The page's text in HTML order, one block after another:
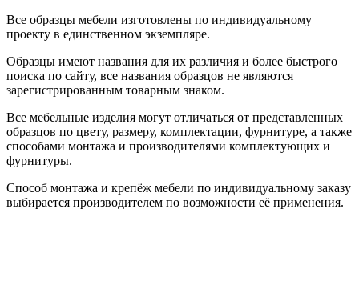
Все образцы мебели изготовлены по индивидуальному
проекту в единственном экземпляре.
Образцы имеют названия для их различия и более быстрого
поиска по сайту, все названия образцов не являются
зарегистрированным товарным знаком.
Все мебельные изделия могут отличаться от представленных
образцов по цвету, размеру, комплектации, фурнитуре, а также
способами монтажа и производителями комплектующих и
фурнитуры.
Способ монтажа и крепёж мебели по индивидуальному заказу
выбирается производителем по возможности её применения.